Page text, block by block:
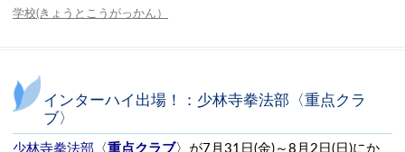
学校(きょうとこうがっかん）
インターハイ出場！：少林寺拳法部〈重点クラ
ブ〉
少林寺拳法部 〈重点クラブ〉が7月31日(金)～8月2日(日)にか